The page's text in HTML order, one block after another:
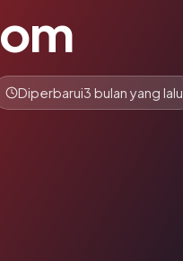
Diperbarui3 bulan yang lalu